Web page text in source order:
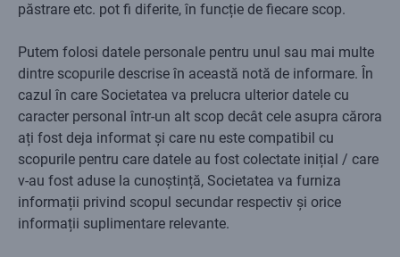
păstrare etc. pot fi diferite, în funcție de fiecare scop.
Putem folosi datele personale pentru unul sau mai multe
dintre scopurile descrise în această notă de informare. În
cazul în care Societatea va prelucra ulterior datele cu
caracter personal într-un alt scop decât cele asupra cărora
ați fost deja informat și care nu este compatibil cu
scopurile pentru care datele au fost colectate inițial / care
v-au fost aduse la cunoștință, Societatea va furniza
informații privind scopul secundar respectiv și orice
informații suplimentare relevante.